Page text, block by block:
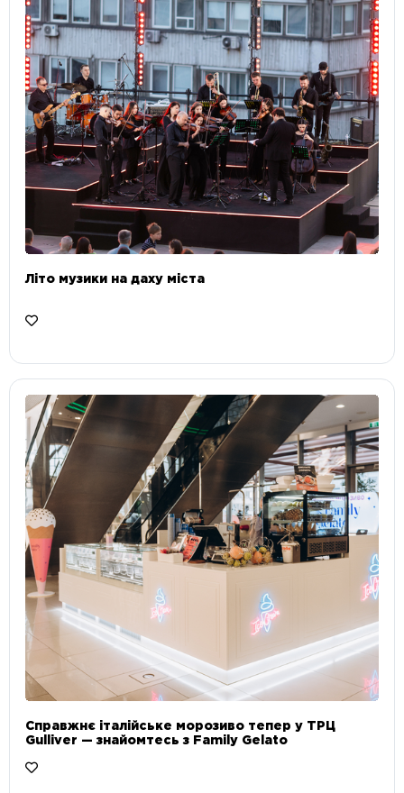
Літо музики на даху міста
Справжнє італійське морозиво тепер у ТРЦ
Gulliver — знайомтесь з Family Gelato